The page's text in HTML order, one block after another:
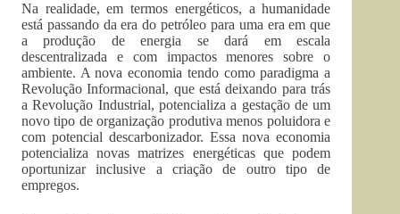
Na realidade, em termos energéticos, a humanidade
está passando da era do petróleo para uma era em que
a produção de energia se dará em escala
descentralizada e com impactos menores sobre o
ambiente. A nova economia tendo como paradigma a
Revolução Informacional, que está deixando para trás
a Revolução Industrial, potencializa a gestação de um
novo tipo de organização produtiva menos poluidora e
com potencial descarbonizador. Essa nova economia
potencializa novas matrizes energéticas que podem
oportunizar inclusive a criação de outro tipo de
empregos.